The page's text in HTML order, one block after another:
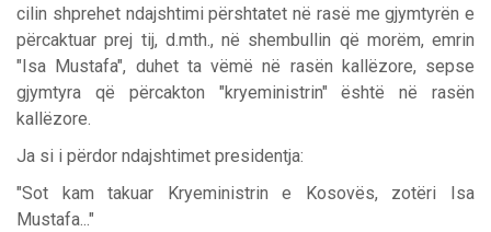
cilin shprehet ndajshtimi përshtatet në rasë me gjymtyrën e
përcaktuar prej tij, d.mth., në shembullin që morëm, emrin
"Isa Mustafa", duhet ta vëmë në rasën kallëzore, sepse
gjymtyra që përcakton "kryeministrin" është në rasën
kallëzore.
Ja si i përdor ndajshtimet presidentja:
"Sot kam takuar Kryeministrin e Kosovës, zotëri Isa
Mustafa..."